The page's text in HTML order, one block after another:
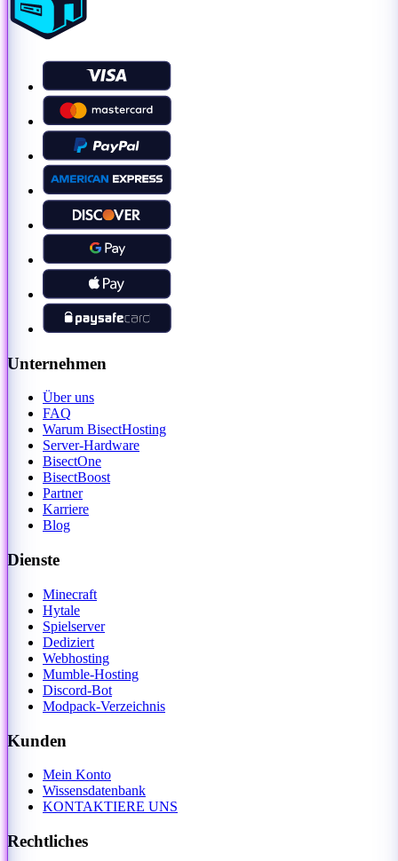
Unternehmen
Über uns
FAQ
Warum BisectHosting
Server-Hardware
BisectOne
BisectBoost
Partner
Karriere
Blog
Dienste
Minecraft
Hytale
Spielserver
Dediziert
Webhosting
Mumble-Hosting
Discord-Bot
Modpack-Verzeichnis
Kunden
Mein Konto
Wissensdatenbank
KONTAKTIERE UNS
Rechtliches